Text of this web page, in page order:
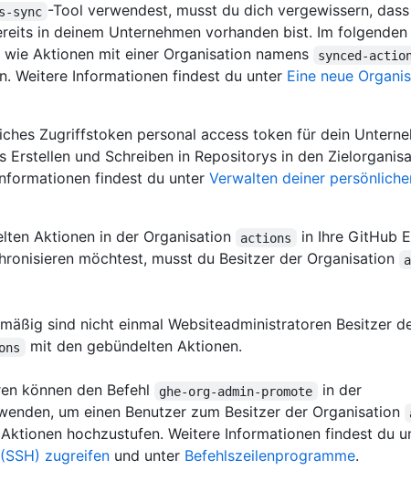
sync -Tool verwendest, musst du dich vergewissern,
in deinem Unternehmen vorhanden bist. Im folgenden
Aktionen mit einer Organisation namens
synced-
Weitere Informationen findest du unter Eine neue
Zugriffstoken personal access token für dein
Erstellen und Schreiben in Repositorys in den
findest du unter Verwalten deiner
Aktionen in der Organisation
actions
in Ihre GitHub
möchtest, musst du Besitzer der Organisation
sind nicht einmal Websiteadministratoren Besitzer
mit den gebündelten Aktionen.
können den Befehl ghe-org-admin-promote
in der
um einen Benutzer zum Besitzer der Organisation
hochzustufen. Weitere Informationen findest du
zugreifen und unter Befehlszeilenprogramme.